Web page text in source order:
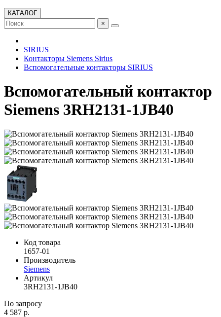
КАТАЛОГ
×
SIRIUS
Контакторы Siemens Sirius
Вспомогательные контакторы SIRIUS
Вспомогательный контактор
Siemens 3RH2131-1JB40
Код товара
1657-01
Производитель
Siemens
Артикул
3RH2131-1JB40
По запросу
4 587 р.